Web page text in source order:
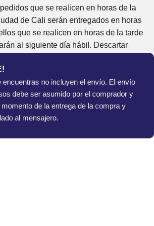
que se realicen en horas de la
de Cali serán entregados en horas
que se realicen en horas de la tarde
al siguiente día hábil. Descartar
encuentras no incluyen el envío. El envío
debe ser asumido por el comprador y
de la entrega de la compra y
al mensajero.